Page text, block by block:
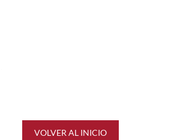
VOLVER AL INICIO